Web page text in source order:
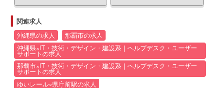
関連求人
沖縄県の求人
那覇市の求人
沖縄県×IT・技術・デザイン・建設系｜ヘルプデスク・ユーザー
サポートの求人
那覇市×IT・技術・デザイン・建設系｜ヘルプデスク・ユーザー
サポートの求人
ゆいレール×県庁前駅の求人